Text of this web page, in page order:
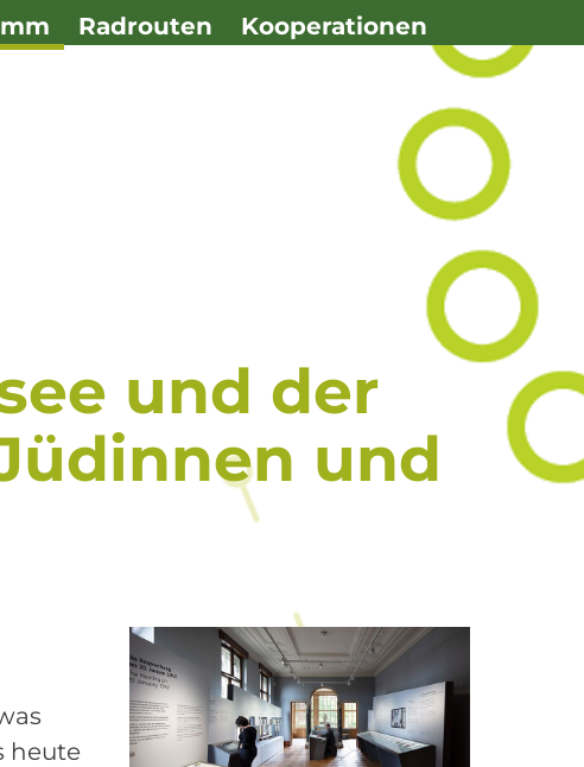
Radrouten Kooperationen
und der
und
heute